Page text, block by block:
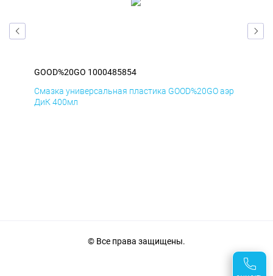
GOOD%20GO 1000485854
Смазка универсальная пластика GOOD%20GO аэр
ДиК 400мл
© Все права защищены.